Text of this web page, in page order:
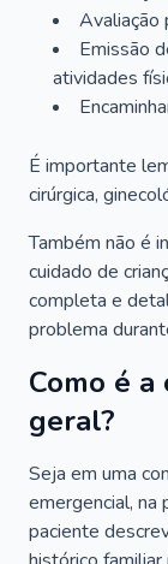
Avaliação
Emissão
atividades
É importante
cirúrgica,
Também não é
cuidado de
completa e
problema
Como é
geral?
Seja em uma
emergencial, na
paciente